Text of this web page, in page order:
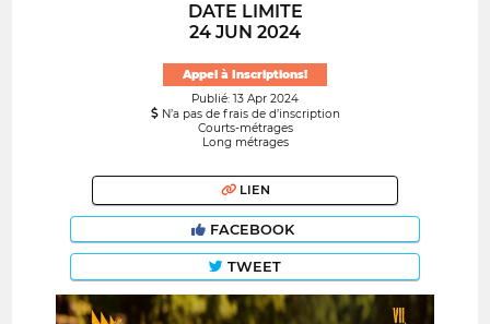
DATE LIMITE
24 JUN 2024
Appel à Inscriptions!
Publié: 13 Apr 2024
N’a pas de frais de d’inscription
Courts-métrages
Long métrages
LIEN
FACEBOOK
TWEET